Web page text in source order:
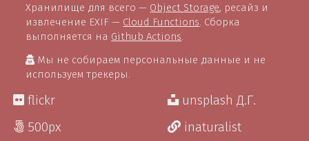
Хранилище для всего — Object Storage, ресайз и
извлечение EXIF — Cloud Functions . Сборка
выполняется на Github Actions
Мы не собираем персональные данные и не
используем трекеры.
flickr
500px
unsplash Д.Г.
inaturalist